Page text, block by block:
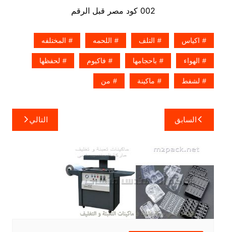
002 كود مصر قبل الرقم
اكياس التلف اللحمه المختلفه
الهواء باحجامها فاكيوم لحفظها
لشفط ماكينة من
تصفّح
المقالات
السابق التالي